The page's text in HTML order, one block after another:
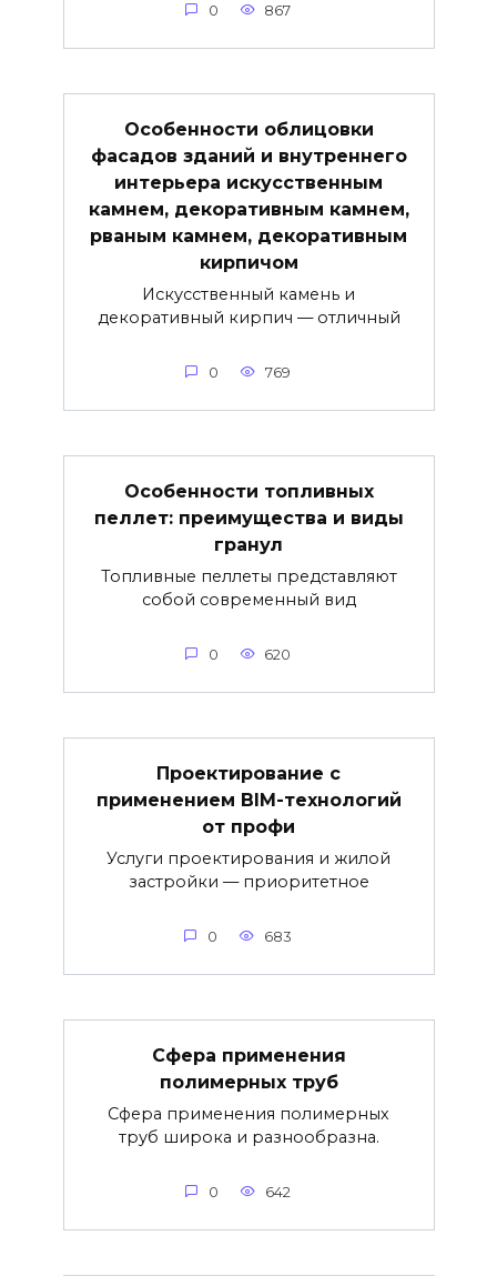
0 867
Особенности облицовки
фасадов зданий и внутреннего
интерьера искусственным
камнем, декоративным камнем,
рваным камнем, декоративным
кирпичом
Искусственный камень и
декоративный кирпич — отличный
0 769
Особенности топливных
пеллет: преимущества и виды
гранул
Топливные пеллеты представляют
собой современный вид
0 620
Проектирование с
применением BIM-технологий
от профи
Услуги проектирования и жилой
застройки — приоритетное
0 683
Сфера применения
полимерных труб
Сфера применения полимерных
труб широка и разнообразна.
0 642